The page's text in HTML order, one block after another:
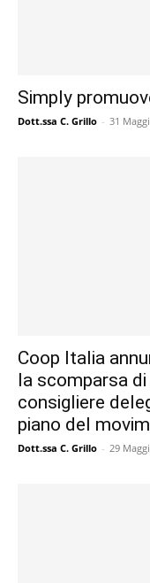
Simply
Dott.ssa C. Grillo - 31
Coop Italia
la scomparsa
consigliere
piano del
Dott.ssa C. Grillo - 29